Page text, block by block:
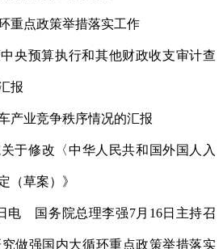
重点政策举措落实工作
央预算执行和其他财政收支审计查
报
产业竞争秩序情况的汇报
于修改〈中华人民共和国外国人入
（草案）》
电 国务院总理李强7月16日主持召
做强国内大循环重点政策举措落实